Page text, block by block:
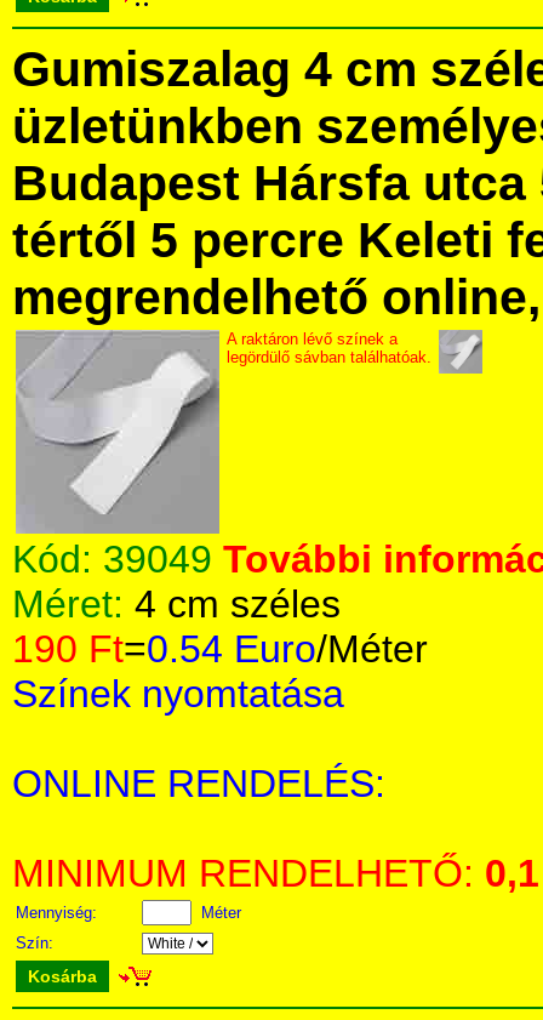
Gumiszalag 4 cm
üzletünkben
Budapest Hársfa utca
tértől 5 percre Keleti
megrendelhető
A raktáron lévő színek a
legördülő sávban találhatóak.
Kód: 39049 További
Méret: 4 cm széles
190 Ft=0.54 Euro/Méter
Színek nyomtatása
ONLINE RENDELÉS:
MINIMUM RENDELHETŐ: 0,1
Mennyiség:
Méter
Szín:
Kosárba